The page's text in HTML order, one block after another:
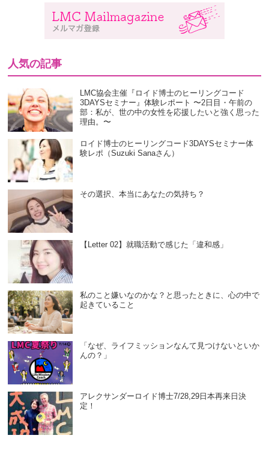
人気の記事
LMC協会主催『ロイド博士のヒーリングコード
3DAYSセミナー』体験レポート 〜2日目・午前の
部：私が、世の中の女性を応援したいと強く思った
理由。〜
ロイド博士のヒーリングコード3DAYSセミナー体
験レポ（Suzuki Sanaさん）
その選択、本当にあなたの気持ち？
【Letter 02】就職活動で感じた「違和感」
私のこと嫌いなのかな？と思ったときに、心の中で
起きていること
「なぜ、ライフミッションなんて見つけないといか
んの？」
アレクサンダーロイド博士7/28,29日本再来日決
定！